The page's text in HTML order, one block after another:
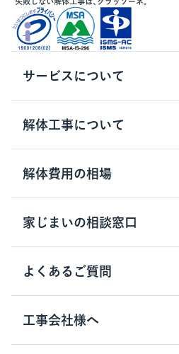
サービスについて
サービスの流れ
サービスのメリット
クラッソーネの自治体連携
お客さまの声
空き家の処分を検討のお客様へ
解体工事について
解体工事の基礎知識
解体工事に関わる法律
用語集
解体費用の相場
木造住宅の相場
鉄骨造住宅の相場
RC造住宅の相場
家じまいの相談窓口
家じまいの相談窓口
よくあるご質問
クラッソーネの利用方法
工事の進め方
工事会社様へ